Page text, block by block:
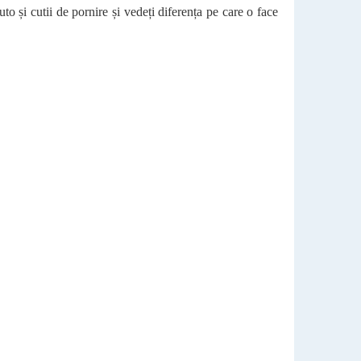
și cutii de pornire și vedeți diferența pe care o face